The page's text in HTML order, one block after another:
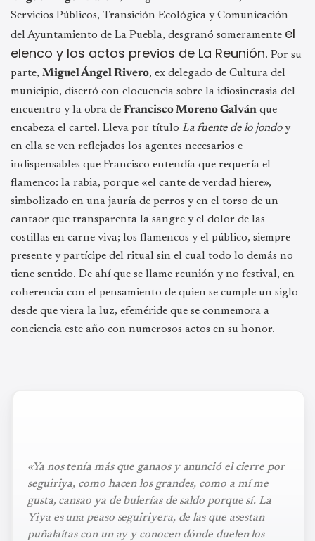
Servicios Públicos, Transición Ecológica y Comunicación
del Ayuntamiento de La Puebla, desgranó someramente el
elenco y los actos previos de La Reunión. Por su
parte, Miguel Ángel Rivero, ex delegado de Cultura del
municipio, disertó con elocuencia sobre la idiosincrasia del
encuentro y la obra de Francisco Moreno Galván que
encabeza el cartel. Lleva por título La fuente de lo jondoy
en ella se ven reflejados los agentes necesarios e
indispensables que Francisco entendía que requería el
flamenco: la rabia, porque «el cante de verdad hiere»,
simbolizado en una jauría de perros y en el torso de un
cantaor que transparenta la sangre y el dolor de las
costillas en carne viva; los flamencos y el público, siempre
presente y partícipe del ritual sin el cual todo lo demás no
tiene sentido. De ahí que se llame reunión y no festival, en
coherencia con el pensamiento de quien se cumple un siglo
desde que viera la luz, efeméride que se conmemora a
conciencia este año con numerosos actos en su honor.
«Ya nos tenía más que ganaos y anunció el cierre por
seguiriya, como hacen los grandes, como a mí me
gusta, cansao ya de bulerías de saldo porque sí. La
Yiya es una peaso seguiriyera, de las que asestan
puñalaítas con un ay y conocen dónde duelen los